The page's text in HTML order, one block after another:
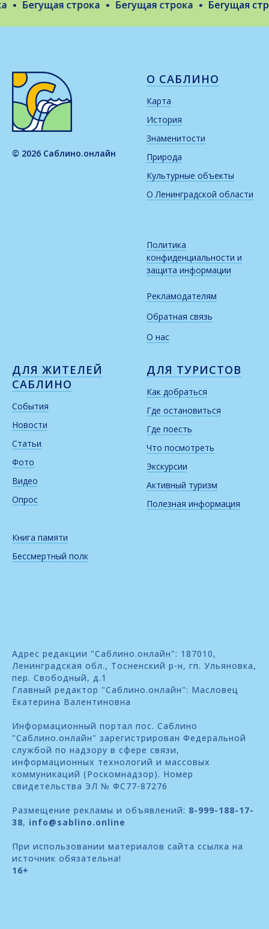
Бегущая строка Бегущая строка Бегущая
© 2026 Саблино.онлайн
О САБЛИНО
Карта
История
Знаменитости
Природа
Культурные объекты
О Ленинградской области
Политика
конфиденциальности и
защита информации
Рекламодателям
Обратная связь
О нас
ДЛЯ ЖИТЕЛЕЙ
САБЛИНО
События
Новости
Статьи
Фото
Видео
Опрос
Книга памяти
Бессмертный полк
ДЛЯ ТУРИСТОВ
Как добраться
Где остановиться
Где поесть
Что посмотреть
Экскурсии
Активный туризм
Полезная информация
Адрес редакции "Саблино.онлайн": 187010,
Ленинградская обл., Тосненский р-н, гп. Ульяновка,
пер. Свободный, д.1
Главный редактор "Саблино.онлайн": Масловец
Екатерина Валентиновна
Информационный портал пос. Саблино
"Саблино.онлайн" зарегистрирован Федеральной
службой по надзору в сфере связи,
информационных технологий и массовых
коммуникаций (Роскомнадзор). Номер
свидетельства ЭЛ № ФС77-87276
Размещение рекламы и объявлений: 8-999-188-17-
38, info@sablino.online
При использовании материалов сайта ссылка на
источник обязательна!
16+